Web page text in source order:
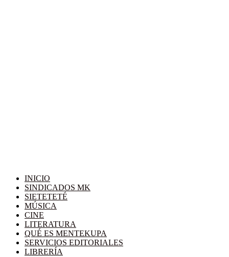
INICIO
SINDICADOS MK
SIETETETÉ
MÚSICA
CINE
LITERATURA
QUÉ ES MENTEKUPA
SERVICIOS EDITORIALES
LIBRERÍA